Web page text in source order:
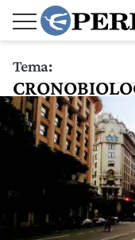
Tema: